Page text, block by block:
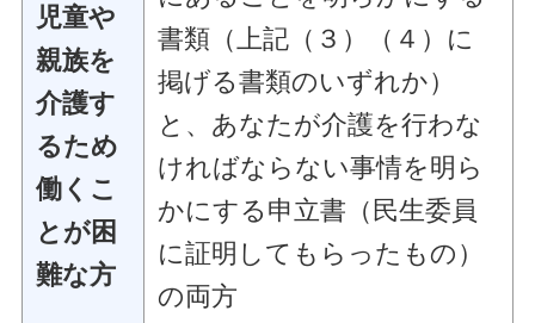
児童や
親族を
介護す
るため
働くこ
とが困
難な方
書類（上記（３）（４）に
掲げる書類のいずれか）
と、あなたが介護を行わな
ければならない事情を明ら
かにする申立書（民生委員
に証明してもらったもの）
の両方